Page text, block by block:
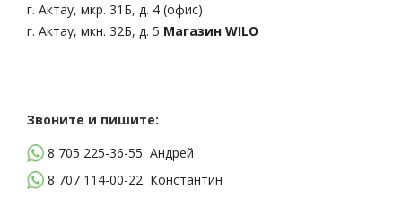
г. Актау, мкр. 31Б, д. 4 (офис)
г. Актау, мкн. 32Б, д. 5 Магазин WILO
Звоните и пишите:
8 705 225-36-55 Андрей
8 707 114-00-22 Константин